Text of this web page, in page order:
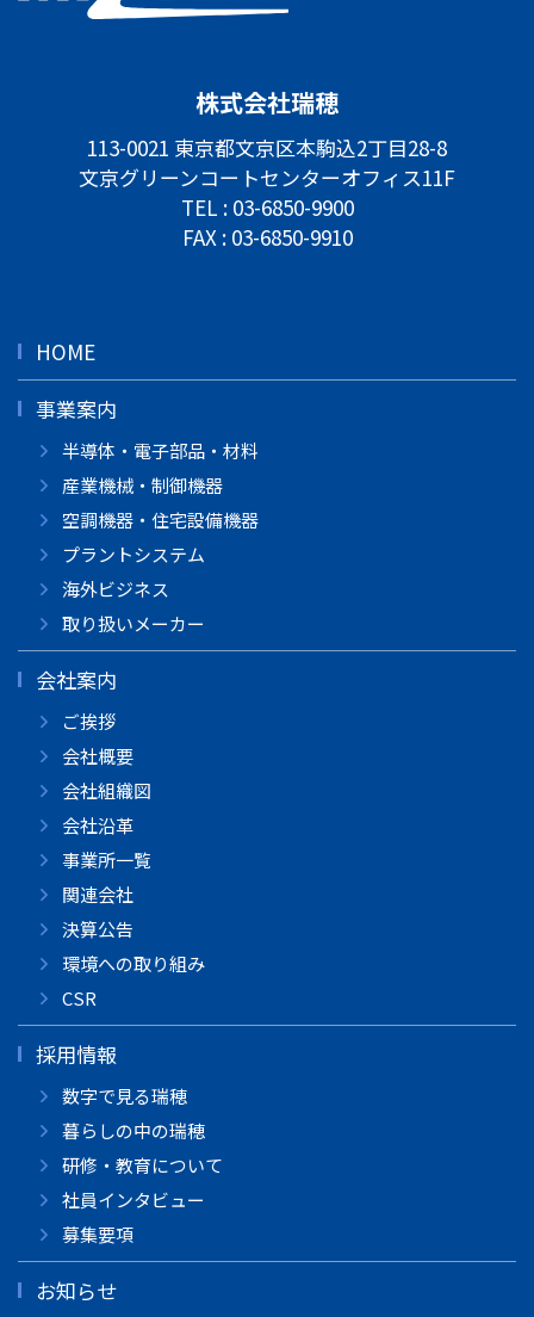
株式会社瑞穂
113-0021 東京都文京区本駒込2丁目28-8
文京グリーンコートセンターオフィス11F
TEL : 03-6850-9900
FAX : 03-6850-9910
HOME
事業案内
半導体・電子部品・材料
産業機械・制御機器
空調機器・住宅設備機器
プラントシステム
海外ビジネス
取り扱いメーカー
会社案内
ご挨拶
会社概要
会社組織図
会社沿革
事業所一覧
関連会社
決算公告
環境への取り組み
CSR
採用情報
数字で見る瑞穂
暮らしの中の瑞穂
研修・教育について
社員インタビュー
募集要項
お知らせ